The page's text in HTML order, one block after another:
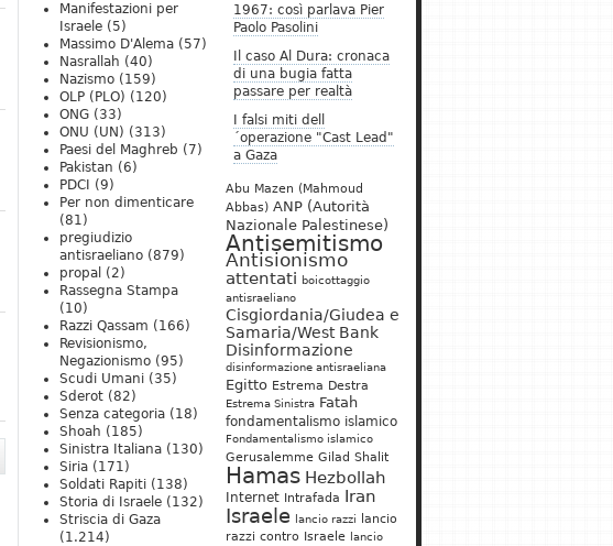
1967: così parlava Pier
Paolo Pasolini
Il caso Al Dura: cronaca
di una bugia fatta
passare per realtà
I falsi miti dell
´operazione "Cast Lead"
a Gaza
Abu Mazen (Mahmoud
Abbas) ANP (Autorità
Nazionale Palestinese)
Antisemitismo
Antisionismo
attentati boicottaggio
antisraeliano
Cisgiordania/Giudea e
Samaria/West Bank
Disinformazione
disinformazione antisraeliana
Egitto Estrema Destra
Estrema Sinistra Fatah
fondamentalismo islamico
Fondamentalismo islamico
Gerusalemme Gilad Shalit
Hamas Hezbollah
Internet Intrafada Iran
Israele lancio razzi
lancio
razzi contro Israele lancio
Manifestazioni per
Israele (5)
Massimo D'Alema (57)
Nasrallah (40)
Nazismo (159)
OLP (PLO) (120)
ONG (33)
ONU (UN) (313)
Paesi del Maghreb (7)
Pakistan (6)
PDCI
(9)
Per non dimenticare
(81)
pregiudizio
antisraeliano (879)
propal (2)
Rassegna Stampa
(10)
Razzi Qassam (166)
Revisionismo,
Negazionismo (95)
Scudi Umani (35)
Sderot (82)
Senza categoria (18)
Shoah (185)
Sinistra Italiana (130)
Siria (171)
Soldati Rapiti (138)
Storia di Israele (132)
Striscia di Gaza
(1.214)